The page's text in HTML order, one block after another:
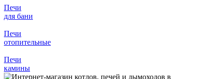
Печи
для бани
Печи
отопительные
Печи
камины